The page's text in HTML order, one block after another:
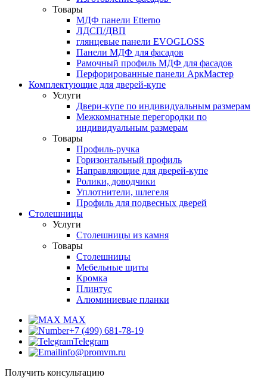
Товары
МДФ панели Etterno
ЛДСП/ДВП
глянцевые панели EVOGLOSS
Панели МДФ для фасадов
Рамочный профиль МДФ для фасадов
Перфорированные панели АркМастер
Комплектующие для дверей-купе
Услуги
Двери-купе по индивидуальным размерам
Межкомнатные перегородки по
индивидуальным размерам
Товары
Профиль-ручка
Горизонтальный профиль
Направляющие для дверей-купе
Ролики, доводчики
Уплотнители, шлегеля
Профиль для подвесных дверей
Столешницы
Услуги
Столешницы из камня
Товары
Столешницы
Мебельные щиты
Кромка
Плинтус
Алюминиевые планки
MAX
+7 (499) 681-78-19
Telegram
info@promvm.ru
Получить консультацию